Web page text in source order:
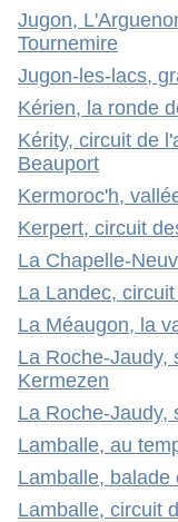
Jugon,
Tournemire
Jugon-les-lacs,
Kérien, la ronde
Kérity, circuit de
Beauport
Kermoroc'h,
Kerpert, circuit
La Chapelle-
La Landec,
La Méaugon, la
La Roche-Jaudy,
Kermezen
La Roche-Jaudy,
Lamballe, au
Lamballe, balade
Lamballe, circuit